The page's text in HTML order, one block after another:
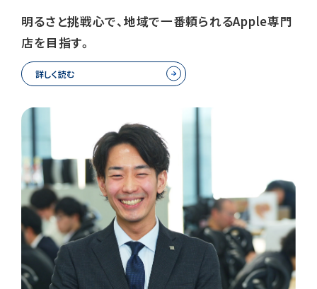
明るさと挑戦心で、地域で一番頼られるApple専門
店を目指す。
詳しく読む